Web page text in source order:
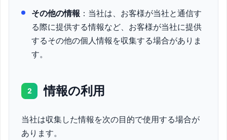
その他の情報 ：当社は、お客様が当社と通信す
る際に提供する情報など、お客様が当社に提供
するその他の個人情報を収集する場合がありま
す。
2 情報の利用
当社は収集した情報を次の目的で使用する場合が
あります。